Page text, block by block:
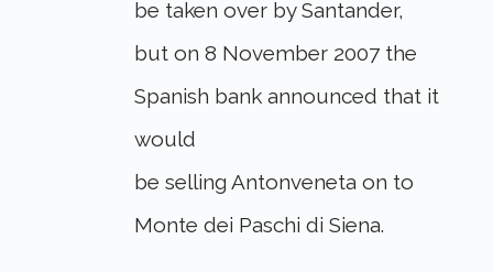
be taken over by Santander,
but on 8 November 2007 the
Spanish bank announced that it
would
be selling Antonveneta on to
Monte dei Paschi di Siena.